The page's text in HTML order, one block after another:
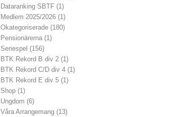
Dataranking SBTF (1)
Medlem 2025/2026 (1)
Okategoriserade (180)
Pensionärerna (1)
Seriespel (156)
BTK Rekord B div 2 (1)
BTK Rekord C/D div 4 (1)
BTK Rekord E div 5 (1)
Shop (1)
Ungdom (6)
Våra Arrangemang (13)